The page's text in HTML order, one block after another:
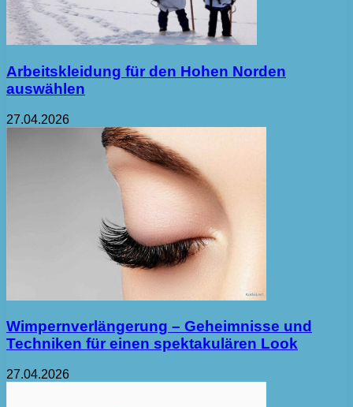
Arbeitskleidung für den Hohen Norden
auswählen
27.04.2026
Wimpernverlängerung – Geheimnisse und
Techniken für einen spektakulären Look
27.04.2026